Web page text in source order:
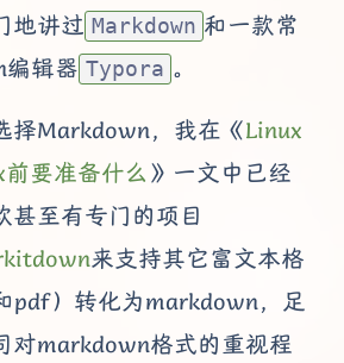
地讲过 Markdown 和一款常
辑器 Typora 。
择Markdown，我在《Linux
要准备什么 》一文中已经
甚至有专门的项目
来支持其它富文本格
pdf）转化为markdown，足
对markdown格式的重视程